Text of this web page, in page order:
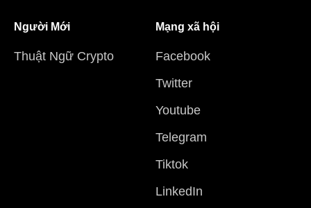
Người Mới
Thuật Ngữ Crypto
Mạng xã hội
Facebook
Twitter
Youtube
Telegram
Tiktok
LinkedIn